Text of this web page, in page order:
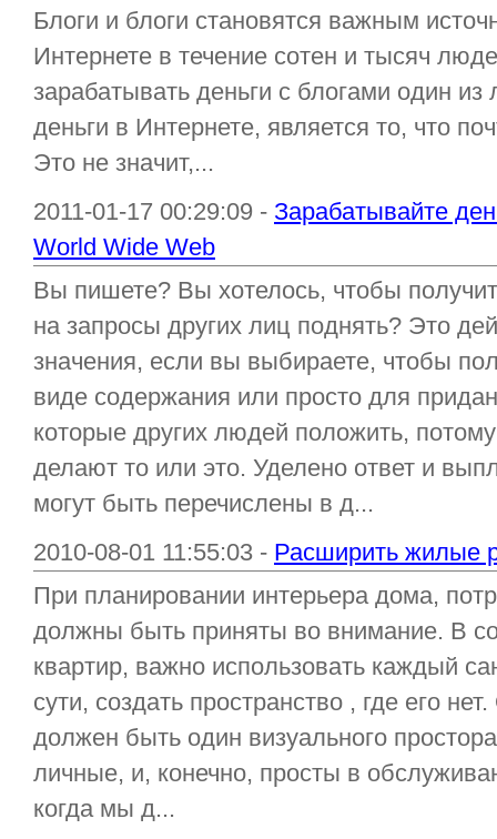
Блоги и блоги становятся важным
Интернете в течение сотен и тысяч
зарабатывать деньги с блогами один
деньги в Интернете, является то, что
Это не значит,...
2011-01-17 00:29:09 - Зарабатывайте
World Wide Web
Вы пишете? Вы хотелось, чтобы
на запросы других лиц поднять? Это
значения, если вы выбираете, чтобы
виде содержания или просто для
которые других людей положить,
делают то или это. Уделено ответ и
могут быть перечислены в д...
2010-08-01 11:55:03 - Расширить жилые
При планировании интерьера дома,
должны быть приняты во внимание. В
квартир, важно использовать каждый
сути, создать пространство , где его
должен быть один визуального
личные, и, конечно, просты в
когда мы д...